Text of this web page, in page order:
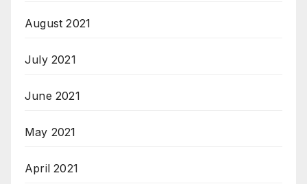
August 2021
July 2021
June 2021
May 2021
April 2021